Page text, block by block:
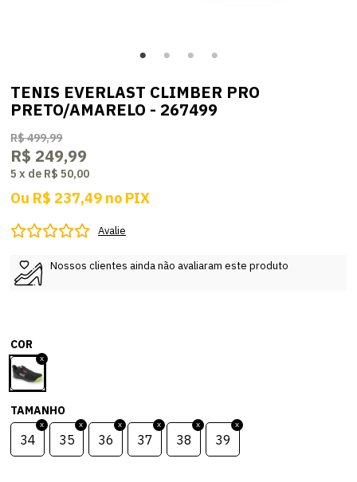
TENIS EVERLAST CLIMBER PRO
PRETO/AMARELO - 267499
R$ 499,99
R$ 249,99
5 x de R$ 50,00
Ou R$ 237,49 no PIX
Avalie
Nossos clientes ainda não avaliaram este produto
COR
TAMANHO
34 35 36 37 38 39